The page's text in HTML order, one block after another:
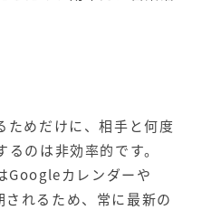
ためだけに、相手と何度
のは非効率的です。
Googleカレンダーや
れるため、常に最新の